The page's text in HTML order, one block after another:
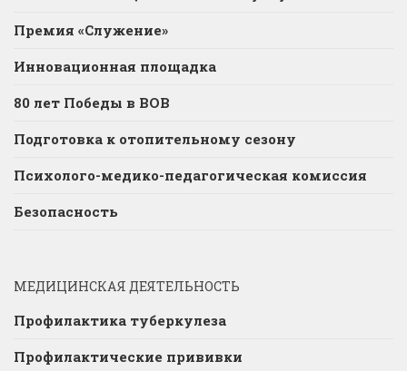
Премия «Служение»
Инновационная площадка
80 лет Победы в ВОВ
Подготовка к отопительному сезону
Психолого-медико-педагогическая комиссия
Безопасность
МЕДИЦИНСКАЯ ДЕЯТЕЛЬНОСТЬ
Профилактика туберкулеза
Профилактические прививки